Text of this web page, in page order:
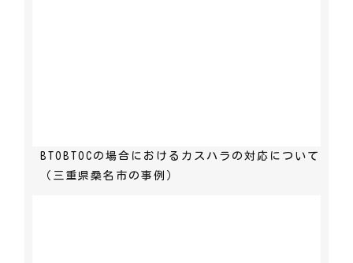
BTOBTOCの場合におけるカスハラの対応について
（三重県桑名市の事例）